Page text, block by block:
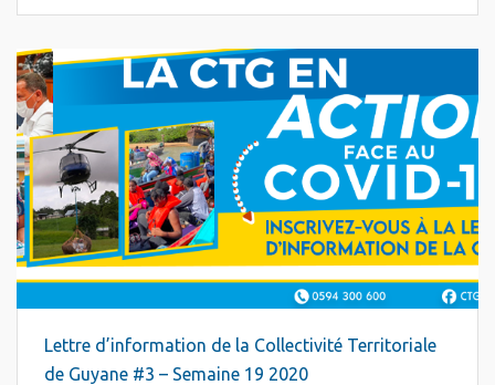
Lettre d’information de la Collectivité Territoriale
de Guyane #3 – Semaine 19 2020